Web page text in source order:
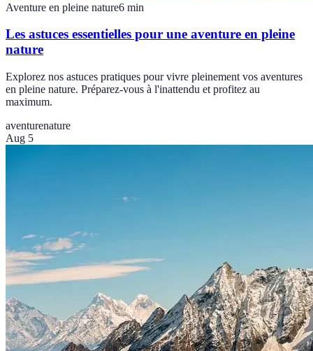
Aventure en pleine nature6 min
Les astuces essentielles pour une aventure en pleine
nature
Explorez nos astuces pratiques pour vivre pleinement vos aventures
en pleine nature. Préparez-vous à l'inattendu et profitez au
maximum.
aventurenature
Aug 5